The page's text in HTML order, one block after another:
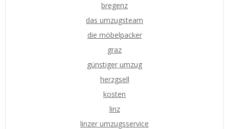
bregenz
das umzugsteam
die möbelpacker
graz
günstiger umzug
herzgsell
kosten
linz
linzer umzugsservice